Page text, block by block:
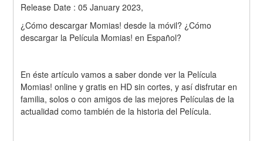
Release Date : 05 January 2023,
¿Cómo descargar Momias! desde la móvil? ¿Cómo
descargar la Película Momias! en Español?
En éste artículo vamos a saber donde ver la Película
Momias! online y gratis en HD sin cortes, y así disfrutar en
familia, solos o con amigos de las mejores Películas de la
actualidad como también de la historia del Película.